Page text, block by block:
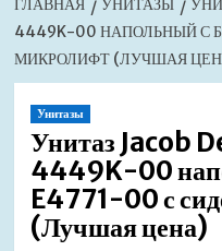
ГЛАВНАЯ УНИТАЗЫ
4449K-00 НАПОЛЬНЫЙ С
МИКРОЛИФТ (ЛУЧШАЯ
Унитазы
Унитаз Jacob
4449K-00
E4771-00 с
(Лучшая цена)